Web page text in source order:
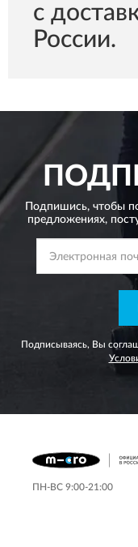
с
России.
Подпишись, чтобы
предложениях,
Подписываясь, Вы
ПН-ВС 9:00-21:00